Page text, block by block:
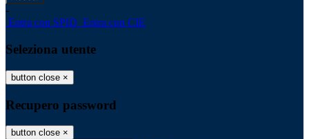
-
Entra con SPID Entra con CIE
Seleziona utente
button close ×
Recupero password
button close ×